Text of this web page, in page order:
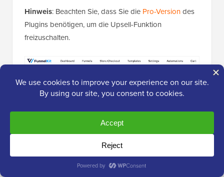
Hinweis: Beachten Sie, dass Sie die Pro-Versiondes
Plugins benötigen, um die Upsell-Funktion
freizuschalten.
Dies öffnet neue Einstellungen auf der Seite, von wo
aus Sie das Anzeigelayout für Produktempfehlungen
konfigurieren können. Sie können eine Vorschau für